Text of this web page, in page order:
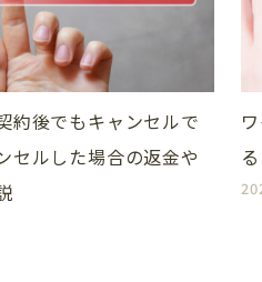
新着情報
歯科コラム・症例
求人情報
約後でもキャンセルで
セルした場合の返金や